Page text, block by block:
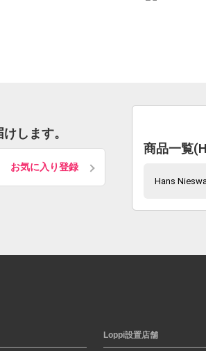
します。
お気に入り登録
商品一覧
Hans
Loppi設置店舗